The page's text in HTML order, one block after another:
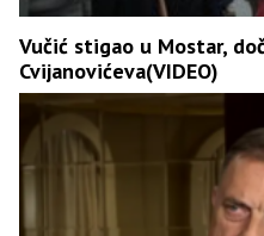
Vučić stigao u Mostar,
Cvijanovićeva(VIDEO)